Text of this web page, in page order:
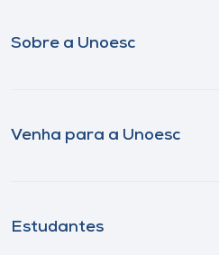
Sobre a Unoesc
Venha para a Unoesc
Estudantes